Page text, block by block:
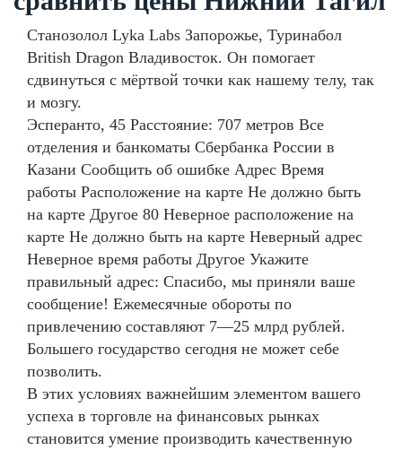
Станозолол Lyka Labs Запорожье, Туринабол
British Dragon Владивосток. Он помогает
сдвинуться с мёртвой точки как нашему телу, так
и мозгу.
Эсперанто, 45 Расстояние: 707 метров Все
отделения и банкоматы Сбербанка России в
Казани Сообщить об ошибке Адрес Время
работы Расположение на карте Не должно быть
на карте Другое 80 Неверное расположение на
карте Не должно быть на карте Неверный адрес
Неверное время работы Другое Укажите
правильный адрес: Спасибо, мы приняли ваше
сообщение! Ежемесячные обороты по
привлечению составляют 7—25 млрд рублей.
Большего государство сегодня не может себе
позволить.
В этих условиях важнейшим элементом вашего
успеха в торговле на финансовых рынках
становится умение производить качественную